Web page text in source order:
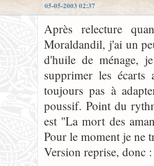
05-05-2003 02:37
Après relecture
Moraldandil, j'ai un
d'huile de ménage,
supprimer les
toujours pas à
poussif. Point du
est "La mort des
Pour le moment je ne
Version reprise, donc :